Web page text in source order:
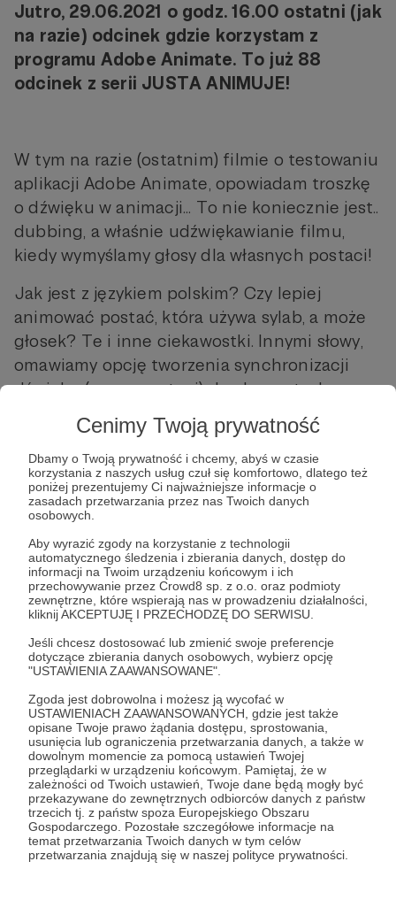
Cenimy Twoją prywatność
Dbamy o Twoją prywatność i chcemy, abyś w czasie
korzystania z naszych usług czuł się komfortowo, dlatego też
poniżej prezentujemy Ci najważniejsze informacje o
zasadach przetwarzania przez nas Twoich danych
osobowych.
Aby wyrazić zgody na korzystanie z technologii
automatycznego śledzenia i zbierania danych, dostęp do
informacji na Twoim urządzeniu końcowym i ich
przechowywanie przez Crowd8 sp. z o.o. oraz podmioty
zewnętrzne, które wspierają nas w prowadzeniu działalności,
kliknij AKCEPTUJĘ I PRZECHODZĘ DO SERWISU.
Jeśli chcesz dostosować lub zmienić swoje preferencje
dotyczące zbierania danych osobowych, wybierz opcję
"USTAWIENIA ZAAWANSOWANE".
Zgoda jest dobrowolna i możesz ją wycofać w
USTAWIENIACH ZAAWANSOWANYCH, gdzie jest także
opisane Twoje prawo żądania dostępu, sprostowania,
usunięcia lub ograniczenia przetwarzania danych, a także w
dowolnym momencie za pomocą ustawień Twojej
przeglądarki w urządzeniu końcowym. Pamiętaj, że w
zależności od Twoich ustawień, Twoje dane będą mogły być
przekazywane do zewnętrznych odbiorców danych z państw
trzecich tj. z państw spoza Europejskiego Obszaru
Gospodarczego. Pozostałe szczegółowe informacje na
temat przetwarzania Twoich danych w tym celów
przetwarzania znajdują się w naszej polityce prywatności.
Jutro, 29.06.2021 o godz. 16.00 ostatni (jak
na razie) odcinek gdzie korzystam z
programu Adobe Animate. To już 88
odcinek z serii JUSTA ANIMUJE!
W tym na razie (ostatnim) filmie o testowaniu
aplikacji Adobe Animate, opowiadam troszkę
o dźwięku w animacji... To nie koniecznie jest..
dubbing, a właśnie udźwiękawianie filmu,
kiedy wymyślamy głosy dla własnych postaci!
Jak jest z językiem polskim? Czy lepiej
animować postać, która używa sylab, a może
głosek? Te i inne ciekawostki. Innymi słowy,
omawiamy opcję tworzenia synchronizacji
dźwięku (mowy postaci) do obrazu tych
wszystkich, pyszczków i ust. :) A jak Wy sobie
radzicie z kłapami?
Mójprofil na Patronite!
PolecamMotion Kiosk- jest Patronem
projektu JUSTA ANIMUJE seria 3.
Udostępnij
Justyna Margielewska